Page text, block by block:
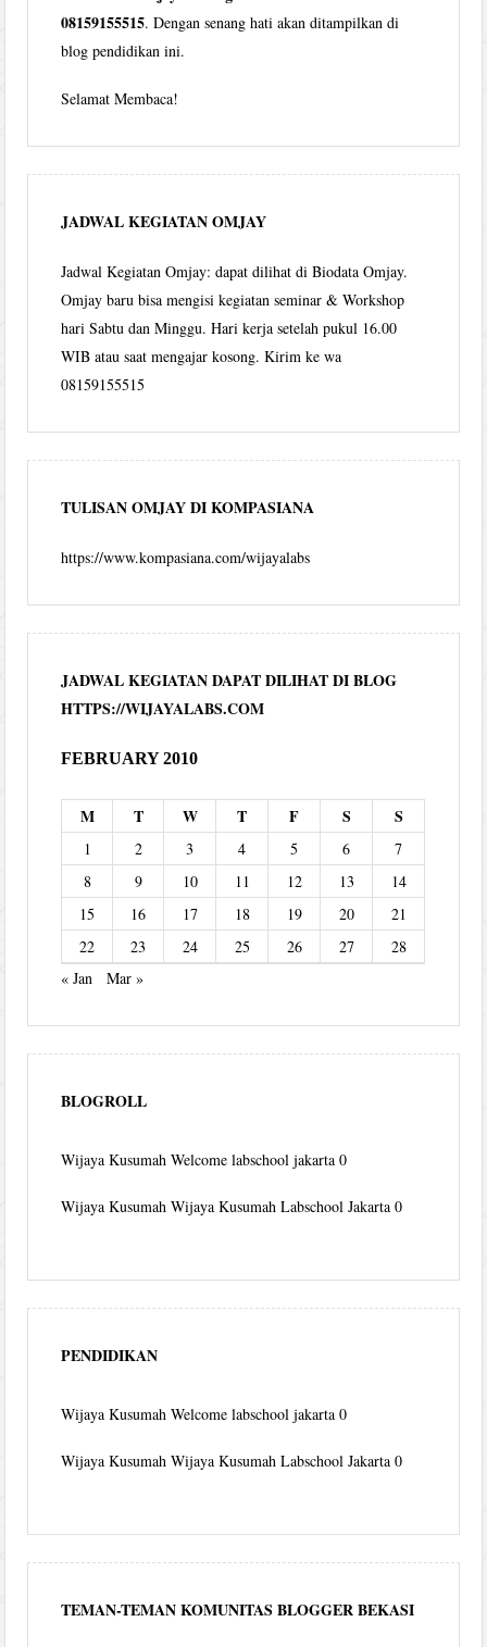
08159155515. Dengan senang hati akan ditampilkan di
blog pendidikan ini.
Selamat Membaca!
JADWAL KEGIATAN OMJAY
Jadwal Kegiatan Omjay: dapat dilihat di Biodata Omjay.
Omjay baru bisa mengisi kegiatan seminar & Workshop
hari Sabtu dan Minggu. Hari kerja setelah pukul 16.00
WIB atau saat mengajar kosong. Kirim ke wa
08159155515
TULISAN OMJAY DI KOMPASIANA
https://www.kompasiana.com/wijayalabs
JADWAL KEGIATAN DAPAT DILIHAT DI BLOG
HTTPS://WIJAYALABS.COM
FEBRUARY 2010
M T W T F S S
1 2 3 4 5 6
7
8
9 10 11 12 13
14
15
16 17 18 19 20
21
22
23 24 25 26 27
28
« Jan
Mar »
BLOGROLL
Wijaya Kusumah Welcome labschool jakarta 0
Wijaya Kusumah Wijaya Kusumah Labschool Jakarta 0
PENDIDIKAN
Wijaya Kusumah Welcome labschool jakarta 0
Wijaya Kusumah Wijaya Kusumah Labschool Jakarta 0
TEMAN-TEMAN KOMUNITAS BLOGGER BEKASI